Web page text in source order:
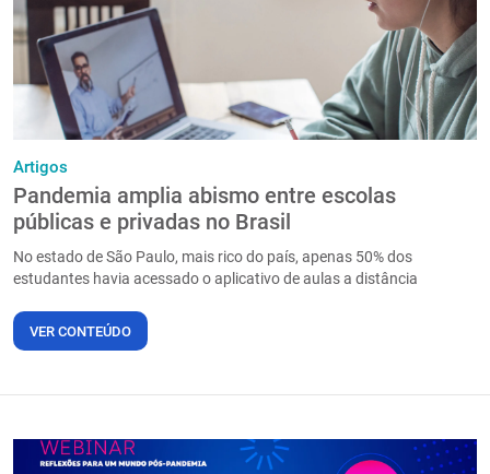
Artigos
Pandemia amplia abismo entre escolas
públicas e privadas no Brasil
No estado de São Paulo, mais rico do país, apenas 50% dos
estudantes havia acessado o aplicativo de aulas a distância
VER CONTEÚDO